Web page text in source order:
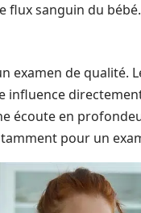
sanguin du
examen de qualité.
influence
écoute en
pour un